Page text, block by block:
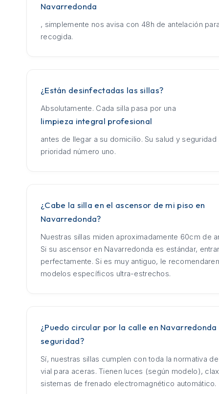
Navarredonda
, simplemente nos avisa con 48h de antelación
recogida.
¿Están desinfectadas las sillas?
Absolutamente. Cada silla pasa por una
limpieza integral profesional
antes de llegar a su domicilio. Su salud y seguridad
prioridad número uno.
¿Cabe la silla en el ascensor de mi piso en
Navarredonda?
Nuestras sillas miden aproximadamente 60cm de
Si su ascensor en Navarredonda es estándar,
perfectamente. Si es muy antiguo, le
modelos específicos ultra-estrechos.
¿Puedo circular por la calle en
seguridad?
Sí, nuestras sillas cumplen con toda la normativa
vial para aceras. Tienen luces (según modelo),
sistemas de frenado electromagnético automático.